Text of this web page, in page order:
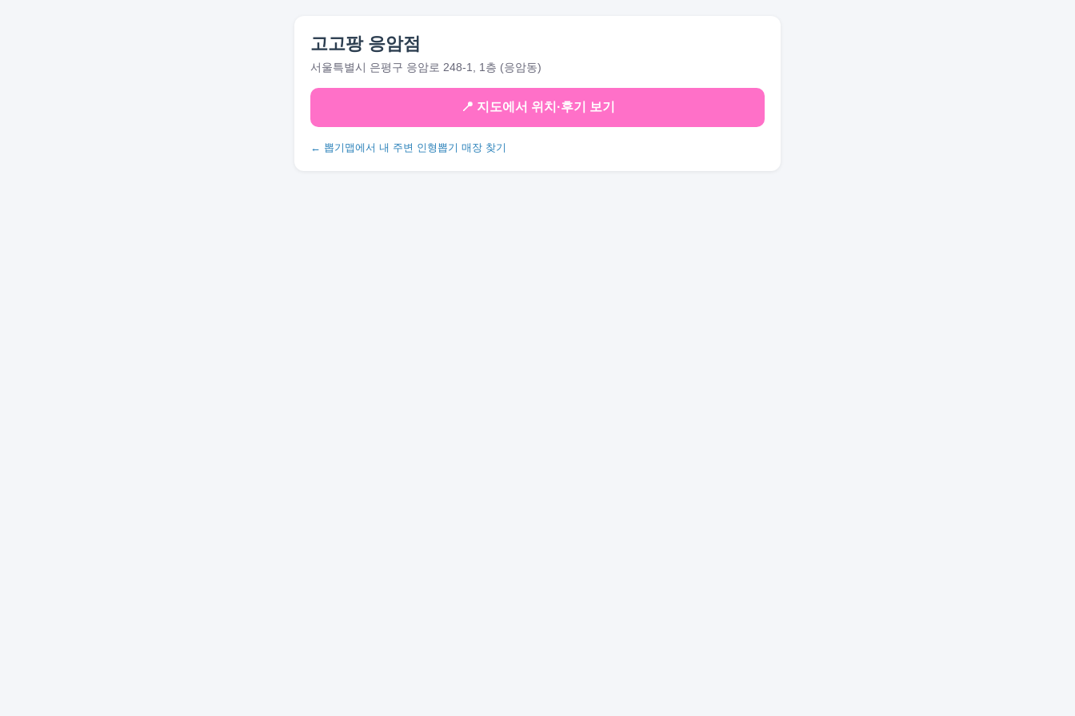
고고팡 응암점
서울특별시 은평구 응암로 248-1, 1층 (응암동)
📍 지도에서 위치·후기 보기
← 뽑기맵에서 내 주변 인형뽑기 매장 찾기